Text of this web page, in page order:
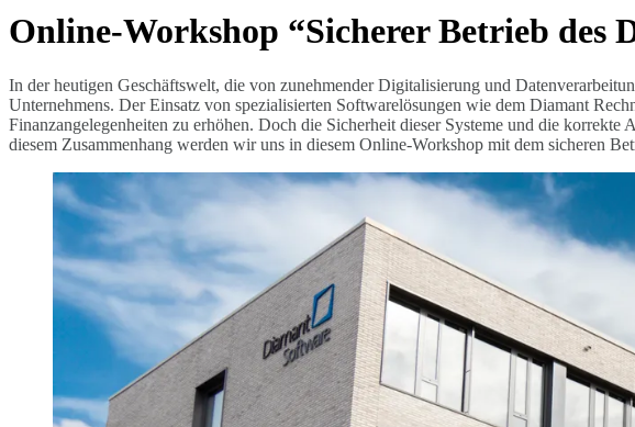
Online-Workshop “Sicherer Betrieb des
In der heutigen Geschäftswelt, die von zunehmender Digitalisierung und
Unternehmens. Der Einsatz von spezialisierten Softwarelösungen wie dem Diamant
Finanzangelegenheiten zu erhöhen. Doch die Sicherheit dieser Systeme und die
diesem Zusammenhang werden wir uns in diesem Online-Workshop mit dem sicheren